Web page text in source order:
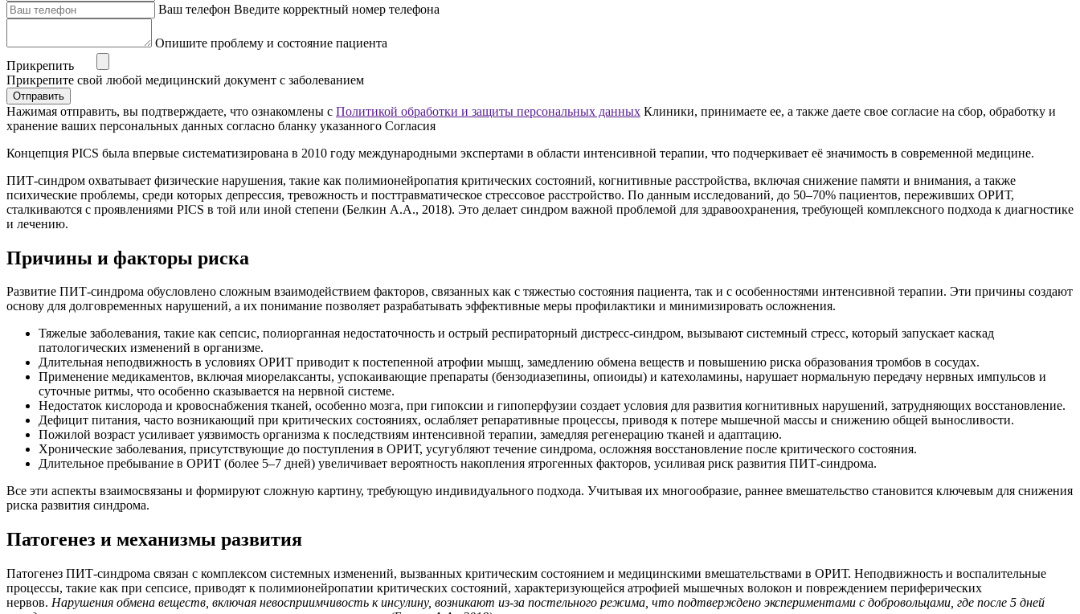
Ваш телефон Введите корректный номер телефона
Опишите проблему и состояние пациента
Прикрепить
Прикрепите свой любой медицинский документ с заболеванием
Отправить
Нажимая отправить, вы подтверждаете, что ознакомлены с Политикой обработки и защиты персональных данных Клиники, принимаете ее, а также даете свое согласие на сбор, обработку и
хранение ваших персональных данных согласно бланку указанного Согласия
Концепция PICS была впервые систематизирована в 2010 году международными экспертами в области интенсивной терапии, что подчеркивает её значимость в современной медицине.
ПИТ-синдром охватывает физические нарушения, такие как полимионейропатия критических состояний, когнитивные расстройства, включая снижение памяти и внимания, а также
психические проблемы, среди которых депрессия, тревожность и посттравматическое стрессовое расстройство. По данным исследований, до 50–70% пациентов, переживших ОРИТ,
сталкиваются с проявлениями PICS в той или иной степени (Белкин А.А., 2018). Это делает синдром важной проблемой для здравоохранения, требующей комплексного подхода к диагностике
и лечению.
Причины и факторы риска
Развитие ПИТ-синдрома обусловлено сложным взаимодействием факторов, связанных как с тяжестью состояния пациента, так и с особенностями интенсивной терапии. Эти причины создают
основу для долговременных нарушений, а их понимание позволяет разрабатывать эффективные меры профилактики и минимизировать осложнения.
Тяжелые заболевания, такие как сепсис, полиорганная недостаточность и острый респираторный дистресс-синдром, вызывают системный стресс, который запускает каскад
патологических изменений в организме.
Длительная неподвижность в условиях ОРИТ приводит к постепенной атрофии мышц, замедлению обмена веществ и повышению риска образования тромбов в сосудах.
Применение медикаментов, включая миорелаксанты, успокаивающие препараты (бензодиазепины, опиоиды) и катехоламины, нарушает нормальную передачу нервных импульсов и
суточные ритмы, что особенно сказывается на нервной системе.
Недостаток кислорода и кровоснабжения тканей, особенно мозга, при гипоксии и гипоперфузии создает условия для развития когнитивных нарушений, затрудняющих восстановление.
Дефицит питания, часто возникающий при критических состояниях, ослабляет репаративные процессы, приводя к потере мышечной массы и снижению общей выносливости.
Пожилой возраст усиливает уязвимость организма к последствиям интенсивной терапии, замедляя регенерацию тканей и адаптацию.
Хронические заболевания, присутствующие до поступления в ОРИТ, усугубляют течение синдрома, осложняя восстановление после критического состояния.
Длительное пребывание в ОРИТ (более 5–7 дней) увеличивает вероятность накопления ятрогенных факторов, усиливая риск развития ПИТ-синдрома.
Все эти аспекты взаимосвязаны и формируют сложную картину, требующую индивидуального подхода. Учитывая их многообразие, раннее вмешательство становится ключевым для снижения
риска развития синдрома.
Патогенез и механизмы развития
Патогенез ПИТ-синдрома связан с комплексом системных изменений, вызванных критическим состоянием и медицинскими вмешательствами в ОРИТ. Неподвижность и воспалительные
процессы, такие как при сепсисе, приводят к полимионейропатии критических состояний, характеризующейся атрофией мышечных волокон и повреждением периферических
нервов. Нарушения обмена веществ, включая невосприимчивость к инсулину, возникают из-за постельного режима, что подтверждено экспериментами с добровольцами, где после 5 дней